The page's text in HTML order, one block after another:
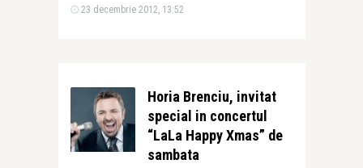
23 decembrie 2012, 13:52
Horia Brenciu, invitat
special in concertul
“LaLa Happy Xmas” de
sambata